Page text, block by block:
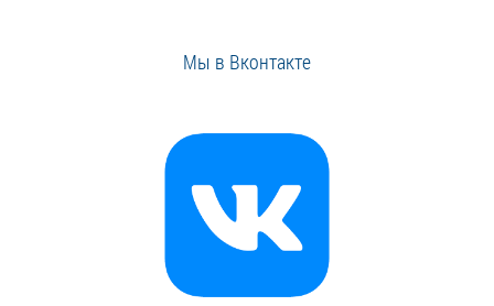
Мы в Вконтакте